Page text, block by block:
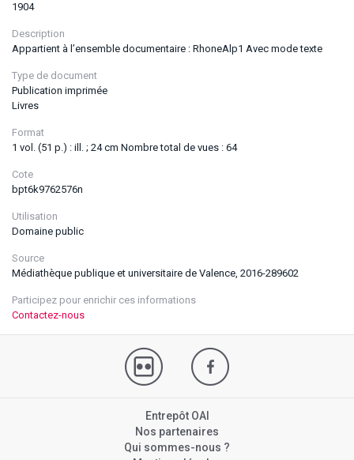
1904
Description
Appartient à l’ensemble documentaire : RhoneAlp1 Avec mode texte
Type de document
Publication imprimée
Livres
Format
1 vol. (51 p.) : ill. ; 24 cm Nombre total de vues : 64
Cote
bpt6k9762576n
Utilisation
Domaine public
Source
Médiathèque publique et universitaire de Valence, 2016-289602
Participez pour enrichir ces informations
Contactez-nous
Entrepôt OAI
Nos partenaires
Qui sommes-nous ?